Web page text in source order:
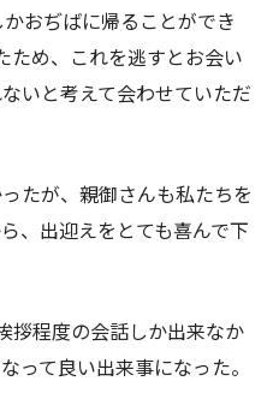
おぢばに帰ることができ
ため、これを逃すとお会い
いと考えて会わせていただ
たが、親御さんも私たちを
、出迎えをとても喜んで下
拶程度の会話しか出来なか
って良い出来事になった。